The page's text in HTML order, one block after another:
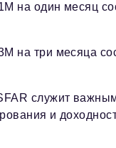
на один месяц
на три месяца
служит
и